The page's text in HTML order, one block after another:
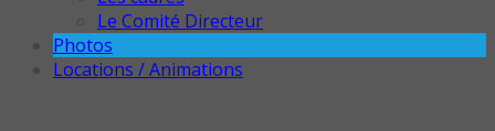
Le Comité Directeur
Photos
Locations / Animations